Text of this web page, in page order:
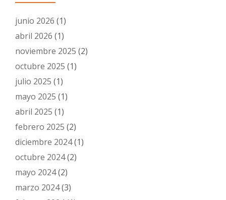
junio 2026 (1)
abril 2026 (1)
noviembre 2025 (2)
octubre 2025 (1)
julio 2025 (1)
mayo 2025 (1)
abril 2025 (1)
febrero 2025 (2)
diciembre 2024(1)
octubre 2024(2)
mayo 2024(2)
marzo 2024(3)